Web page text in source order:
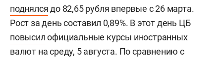
поднялсядо 82,65 рубля впервые с 26 марта.
Рост за день составил 0,89%. В этот день ЦБ
повысилофициальные курсы иностранных
валют на среду, 5 августа. По сравнению с